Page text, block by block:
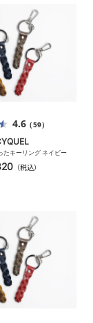
4.6（59）
たキーリング ネイビー
（税込）